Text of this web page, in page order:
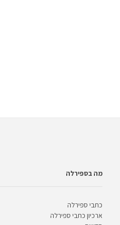
מה בספירלה
כתבי ספירלה
ארכיון כתבי ספירלה